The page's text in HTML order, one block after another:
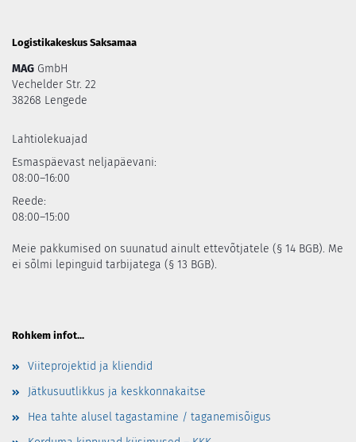
Logistikakeskus Saksamaa
MAG GmbH
Vechelder Str. 22
38268 Lengede
Lahtiolekuajad
Esmaspäevast neljapäevani:
08:00–16:00
Reede:
08:00–15:00
Meie pakkumised on suunatud ainult ettevõtjatele (§ 14 BGB). Me
ei sõlmi lepinguid tarbijatega (§ 13 BGB).
Rohkem infot...
Viiteprojektid ja kliendid
Jätkusuutlikkus ja keskkonnakaitse
Hea tahte alusel tagastamine / taganemisõigus